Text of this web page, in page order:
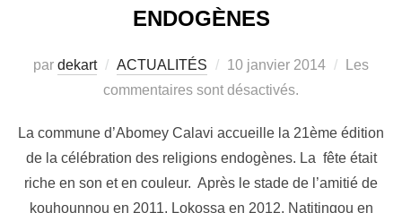
ENDOGÈNES
par dekart ACTUALITÉS 10 janvier 2014
Les
commentaires sont désactivés.
La commune d’Abomey Calavi accueille la 21ème édition
de la célébration des religions endogènes. La fête était
riche en son et en couleur. Après le stade de l’amitié de
kouhounnou en 2011, Lokossa en 2012, Natitingou en